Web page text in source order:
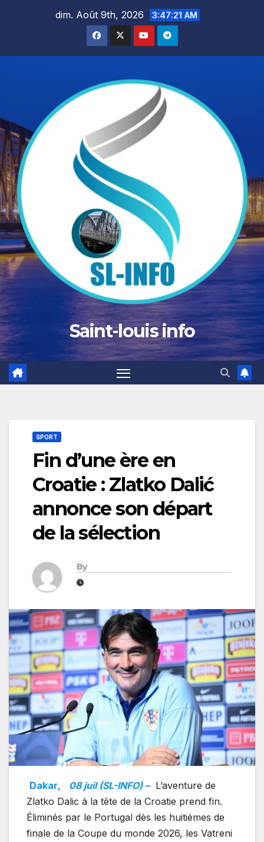
dim. Août 9th, 2026 3:47:22 AM
Saint-louis info
SPORT
Fin d’une ère en
Croatie : Zlatko Dalić
annonce son départ
de la sélection
By
Dakar, 08 juil (SL-INFO) – L’aventure de
Zlatko Dalic à la tête de la Croatie prend fin.
Éliminés par le Portugal dès les huitièmes de
finale de la Coupe du monde 2026, les Vatreni